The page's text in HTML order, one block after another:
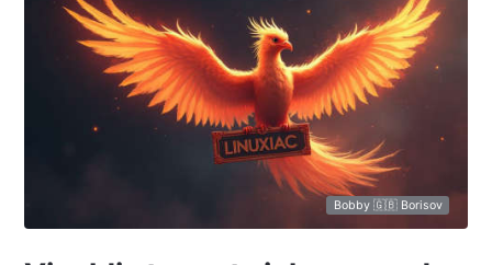
Bobby 🇬🇧 Borisov